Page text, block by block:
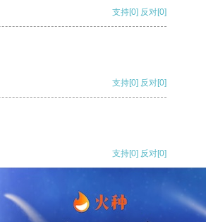
支持[0] 反对[0]
支持[0] 反对[0]
支持[0] 反对[0]